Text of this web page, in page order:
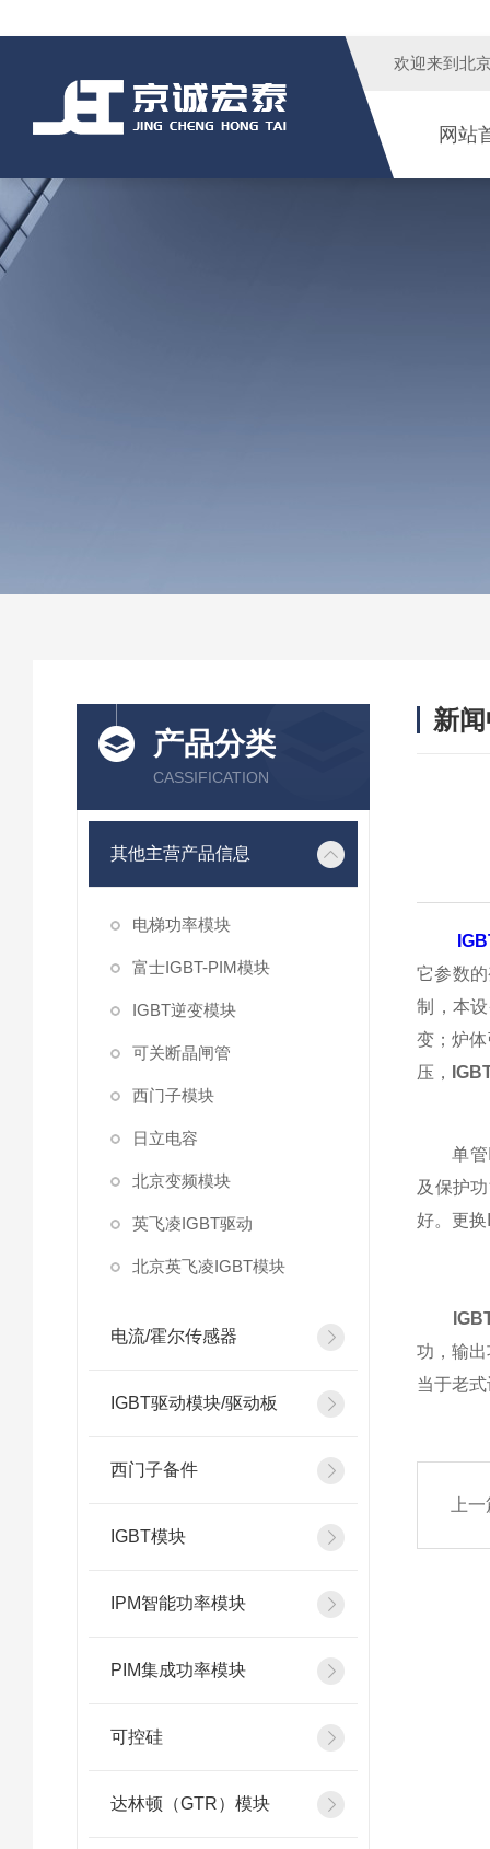
欢迎来到 北
网站
产品分类
CASSIFICATION
其他主营产品信息
电梯功率模块
富士IGBT-PIM模块
IGBT逆变模块
可关断晶闸管
西门子模块
日立电容
北京变频模块
英飞凌IGBT驱动
北京英飞凌IGBT模块
电流/霍尔传感器
IGBT驱动模块/驱动板
西门子备件
IGBT模块
IPM智能功率模块
PIM集成功率模块
可控硅
达林顿（GTR）模块
新
它参数
制，本
变；炉
压，
单管
及保护
好。更
功，输
当于老
上